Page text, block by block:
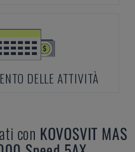
DELLE ATTIVITÀ
con KOVOSVIT MAS